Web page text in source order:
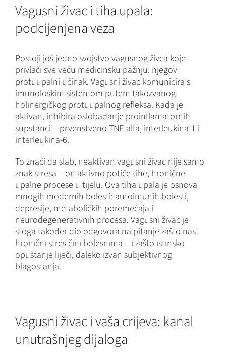
Vagusni živac i tiha upala:
podcijenjena veza
Postoji još jedno svojstvo vagusnog živca koje
privlači sve veću medicinsku pažnju: njegov
protuupalni učinak. Vagusni živac komunicira s
imunološkim sistemom putem takozvanog
holinergičkog protuupalnog refleksa. Kada je
aktivan, inhibira oslobađanje proinflamatornih
supstanci – prvenstveno TNF-alfa, interleukina-1 i
interleukina-6.
To znači da slab, neaktivan vagusni živac nije samo
znak stresa – on aktivno potiče tihe, hronične
upalne procese u tijelu. Ova tiha upala je osnova
mnogih modernih bolesti: autoimunih bolesti,
depresije, metaboličkih poremećaja i
neurodegenerativnih procesa. Vagusni živac je
stoga također dio odgovora na pitanje zašto nas
hronični stres čini bolesnima – i zašto istinsko
opuštanje liječi, daleko izvan subjektivnog
blagostanja.
Vagusni živac i vaša crijeva: kanal
unutrašnjeg dijaloga